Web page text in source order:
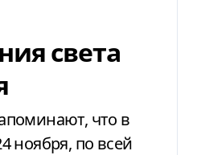
света
что в
ноября, по всей